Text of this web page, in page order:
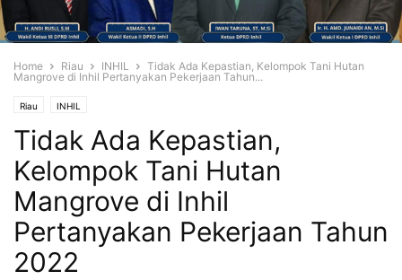
Home Riau INHIL
Tidak Ada Kepastian, Kelompok Tani Hutan
Mangrove di Inhil Pertanyakan Pekerjaan Tahun...
Riau INHIL
Tidak Ada Kepastian,
Kelompok Tani Hutan
Mangrove di Inhil
Pertanyakan Pekerjaan Tahun
2022